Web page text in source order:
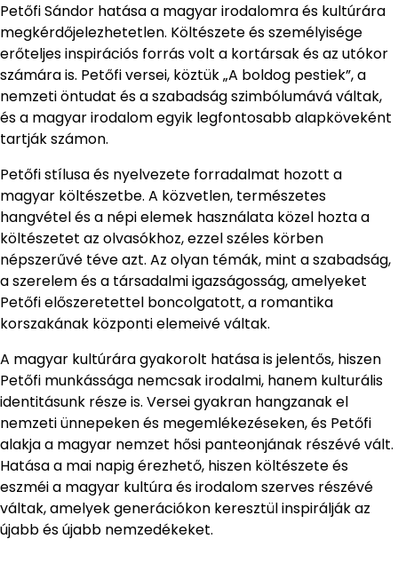
Petőfi Sándor hatása a magyar irodalomra és kultúrára
megkérdőjelezhetetlen. Költészete és személyisége
erőteljes inspirációs forrás volt a kortársak és az utókor
számára is. Petőfi versei, köztük „A boldog pestiek”, a
nemzeti öntudat és a szabadság szimbólumává váltak,
és a magyar irodalom egyik legfontosabb alapköveként
tartják számon.
Petőfi stílusa és nyelvezete forradalmat hozott a
magyar költészetbe. A közvetlen, természetes
hangvétel és a népi elemek használata közel hozta a
költészetet az olvasókhoz, ezzel széles körben
népszerűvé téve azt. Az olyan témák, mint a szabadság,
a szerelem és a társadalmi igazságosság, amelyeket
Petőfi előszeretettel boncolgatott, a romantika
korszakának központi elemeivé váltak.
A magyar kultúrára gyakorolt hatása is jelentős, hiszen
Petőfi munkássága nemcsak irodalmi, hanem kulturális
identitásunk része is. Versei gyakran hangzanak el
nemzeti ünnepeken és megemlékezéseken, és Petőfi
alakja a magyar nemzet hősi panteonjának részévé vált.
Hatása a mai napig érezhető, hiszen költészete és
eszméi a magyar kultúra és irodalom szerves részévé
váltak, amelyek generációkon keresztül inspirálják az
újabb és újabb nemzedékeket.